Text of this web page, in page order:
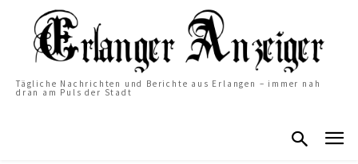
Tägliche Nachrichten und Berichte aus Erlangen – immer nah
dran am Puls der Stadt